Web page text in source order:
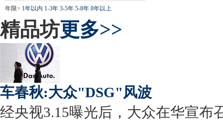
年限> 1年以内 1-3年 3-5年 5-8年 8年以上
精品坊更多>>
车春秋:大众"DSG"风波
经央视3.15曝光后，大众在华宣布